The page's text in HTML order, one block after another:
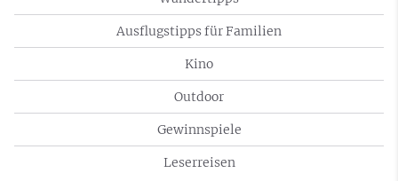
Ausflugstipps für Familien
Kino
Outdoor
Gewinnspiele
Leserreisen